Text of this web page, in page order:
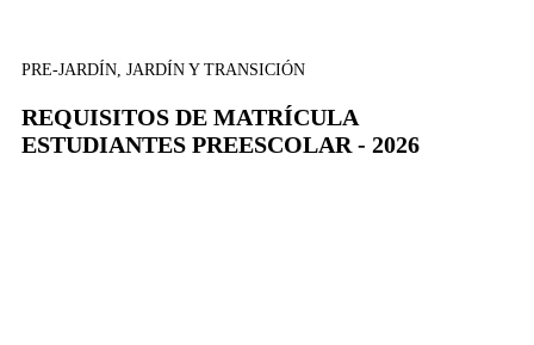
PRE-JARDÍN, JARDÍN Y TRANSICIÓN
REQUISITOS DE MATRÍCULA
ESTUDIANTES PREESCOLAR - 2026